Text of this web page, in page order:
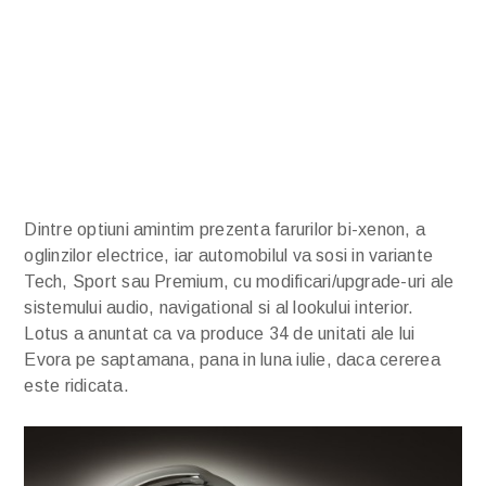
Dintre optiuni amintim prezenta farurilor bi-xenon, a
oglinzilor electrice, iar automobilul va sosi in variante
Tech, Sport sau Premium, cu modificari/upgrade-uri ale
sistemului audio, navigational si al lookului interior.
Lotus a anuntat ca va produce 34 de unitati ale lui
Evora pe saptamana, pana in luna iulie, daca cererea
este ridicata.